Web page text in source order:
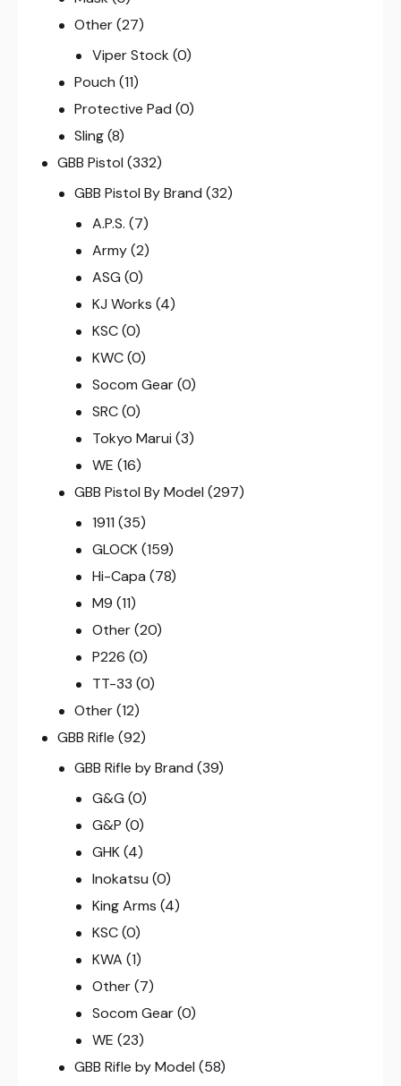
Other (27)
Viper Stock (0)
Pouch (11)
Protective Pad (0)
Sling (8)
GBB Pistol (332)
GBB Pistol By Brand (32)
A.P.S. (7)
Army (2)
ASG (0)
KJ Works (4)
KSC (0)
KWC (0)
Socom Gear (0)
SRC (0)
Tokyo Marui (3)
WE (16)
GBB Pistol By Model (297)
1911 (35)
GLOCK (159)
Hi-Capa (78)
M9 (11)
Other (20)
P226 (0)
TT-33 (0)
Other (12)
GBB Rifle (92)
GBB Rifle by Brand (39)
G&G (0)
G&P (0)
GHK (4)
Inokatsu (0)
King Arms (4)
KSC (0)
KWA (1)
Other (7)
Socom Gear (0)
WE (23)
GBB Rifle by Model (58)